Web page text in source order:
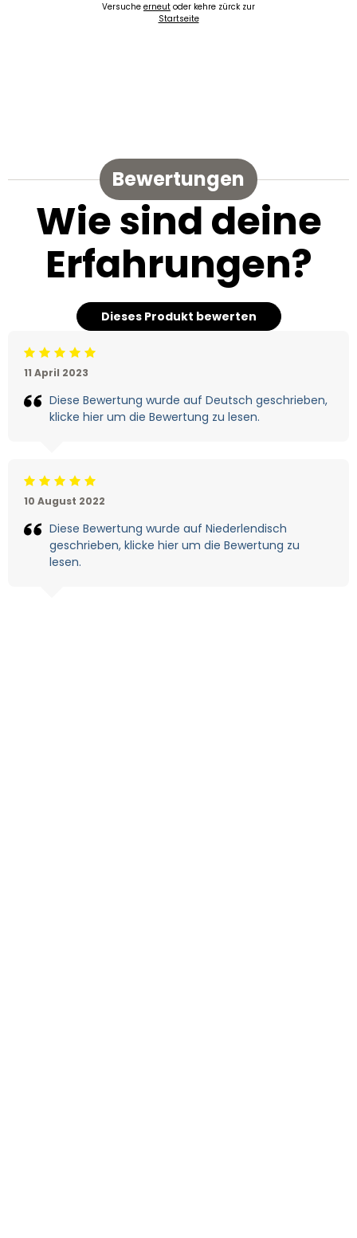
Versuche erneut oder kehre zürck zur
Startseite
Bewertungen
Wie sind deine
Erfahrungen?
Dieses Produkt bewerten
Beoordeling: 5/5
11 April 2023
Diese Bewertung wurde auf Deutsch geschrieben,
klicke hier um die Bewertung zu lesen.
Beoordeling: 5/5
10 August 2022
Diese Bewertung wurde auf Niederlendisch
geschrieben, klicke hier um die Bewertung zu
lesen.